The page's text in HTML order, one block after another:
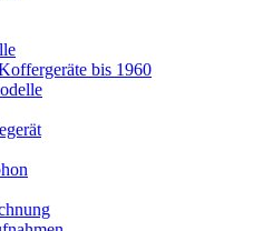
bis 1960